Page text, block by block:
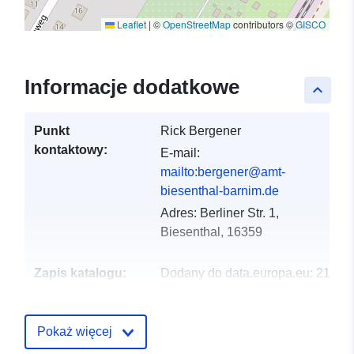
Leaflet | ©OpenStreetMapcontributors ©GISCO
keyboard_arrow_up
Informacje dodatkowe
Punkt
kontaktowy:
Rick Bergener
E-mail:
mailto:bergener@amt-
biesenthal-barnim.de
Adres: Berliner Str. 1,
Biesenthal, 16359
Zapis katalogu: Dodany do data.europa.eu: 21
Pokaż więcej